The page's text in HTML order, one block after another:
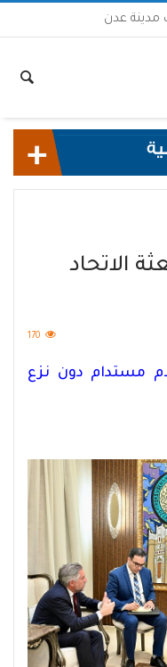
الاتحاد
170
مستدام دون نزع